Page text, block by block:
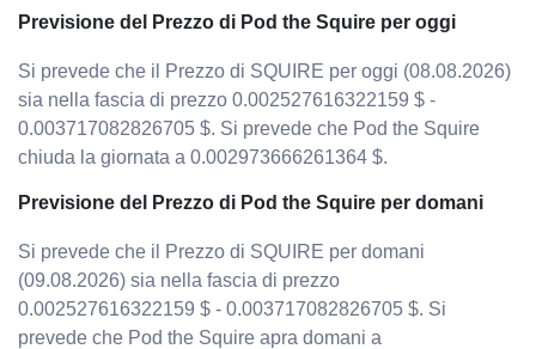
Previsione del Prezzo di Pod the Squire per oggi
Si prevede che il Prezzo di SQUIRE per oggi (08.08.2026)
sia nella fascia di prezzo 0.002527616322159 $ -
0.003717082826705 $. Si prevede che Pod the Squire
chiuda la giornata a 0.002973666261364 $.
Previsione del Prezzo di Pod the Squire per domani
Si prevede che il Prezzo di SQUIRE per domani
(09.08.2026) sia nella fascia di prezzo
0.002527616322159 $ - 0.003717082826705 $. Si
prevede che Pod the Squire apra domani a